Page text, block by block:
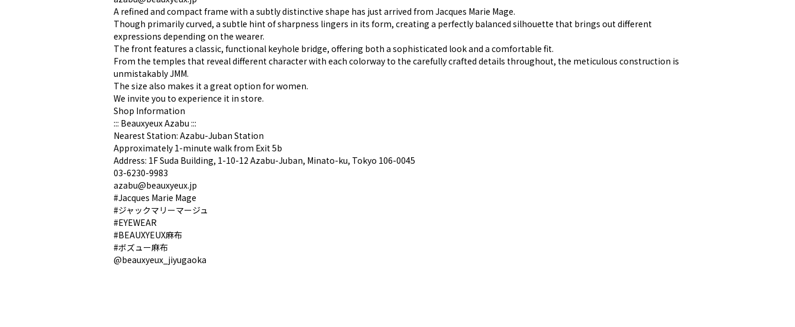
A refined and compact frame with a subtly distinctive shape has just arrived from Jacques Marie Mage.
Though primarily curved, a subtle hint of sharpness lingers in its form, creating a perfectly balanced silhouette that brings out different
expressions depending on the wearer.
The front features a classic, functional keyhole bridge, offering both a sophisticated look and a comfortable fit.
From the temples that reveal different character with each colorway to the carefully crafted details throughout, the meticulous construction is
unmistakably JMM.
The size also makes it a great option for women.
We invite you to experience it in store.
Shop Information
::: Beauxyeux Azabu :::
Nearest Station: Azabu-Juban Station
Approximately 1-minute walk from Exit 5b
Address: 1F Suda Building, 1-10-12 Azabu-Juban, Minato-ku, Tokyo 106-0045
03-6230-9983
azabu@beauxyeux.jp
#Jacques Marie Mage
#ジャックマリーマージュ
#EYEWEAR
#BEAUXYEUX麻布
#ボズュー麻布
@beauxyeux_jiyugaoka